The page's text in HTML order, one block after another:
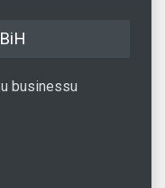
businessu